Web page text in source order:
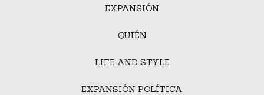
EXPANSIÓN
QUIÉN
LIFE AND STYLE
EXPANSIÓN POLÍTICA